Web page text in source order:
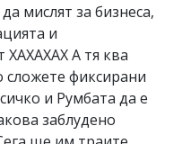
мислят за бизнеса,
и
ХАХАХАХ А тя ква
фиксирани
и Румбата да е
заблудено